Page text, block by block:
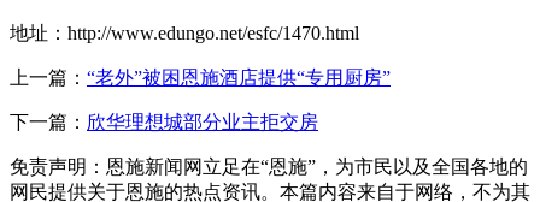
地址：http://www.edungo.net/esfc/1470.html
上一篇： “老外”被困恩施酒店提供“专用厨房”
下一篇： 欣华理想城部分业主拒交房
免责声明：恩施新闻网立足在“恩施”，为市民以及全国各地的
网民提供关于恩施的热点资讯。本篇内容来自于网络，不为其